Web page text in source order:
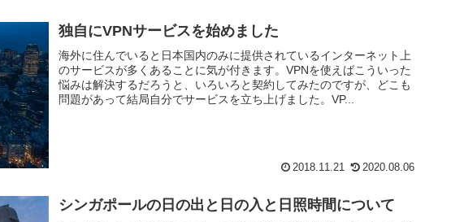
独自にVPNサービスを始めました
海外に住んでいると日本国内のみに提供されているインターネット上
のサービスが多くあることに気が付きます。VPNを使えばこういった
悩みは解決するだろうと、いろいろと契約してみたのですが、どこも
問題があって結局自分でサービスを立ち上げました。VP...
2018.11.21 2020.08.06
シンガポールの日の出と日の入と日照時間について